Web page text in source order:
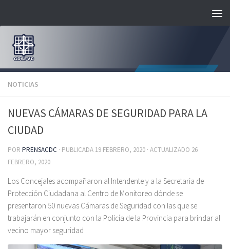
NOTICIAS
NUEVAS CÁMARAS DE SEGURIDAD PARA LA
CIUDAD
POR PRENSACDC · PUBLICADA 19 FEBRERO, 2020 · ACTUALIZADO 26
FEBRERO, 2020
Los Concejales acompañaron al Intendente y a la Secretaria de
Protección Ciudadana al Centro de Monitoreo dónde se
presentaron 50 nuevas Cámaras de Seguridad con las que se
trabajarán en conjunto con la Policía de la Provincia para brindar al
vecino mayor seguridad